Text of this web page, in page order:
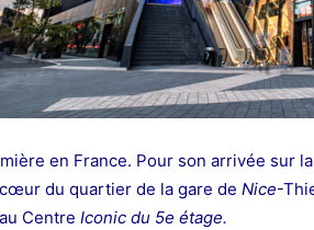
en France. Pour son arrivée sur
cœur du quartier de la gare de Nice-
Centre Iconic du 5e étage.